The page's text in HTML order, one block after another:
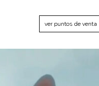
ver puntos de venta